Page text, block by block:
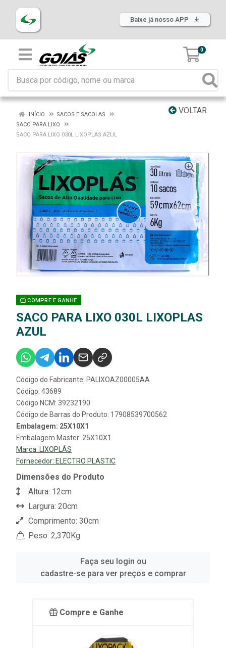
Baixe já nosso APP
0
VOLTAR
INÍCIO
SACOS E SACOLAS
SACO PARA LIXO
SACO PARA LIXO 030L LIXOPLAS AZUL
COMPRE E GANHE
SACO PARA LIXO 030L LIXOPLAS
AZUL
Código do Fabricante: PALIXOAZ00005AA
Código: 43689
Código NCM: 39232190
Código de Barras do Produto: 17908539700562
Embalagem: 25X10X1
Embalagem Master: 25X10X1
Marca: LIXOPLÁS
Fornecedor: ELECTRO PLASTIC
Dimensões do Produto
Altura: 12cm
Largura: 20cm
Comprimento: 30cm
Peso: 2,370Kg
Faça seu login ou
cadastre-se para ver preços e comprar
Compre e Ganhe